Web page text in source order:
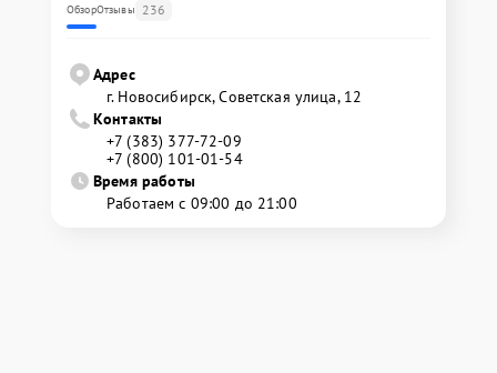
ОбзорОтзывы 236
Адрес
г. Новосибирск, Советская улица, 12
Контакты
+7 (383) 377-72-09
+7 (800) 101-01-54
Время работы
Работаем с 09:00 до 21:00